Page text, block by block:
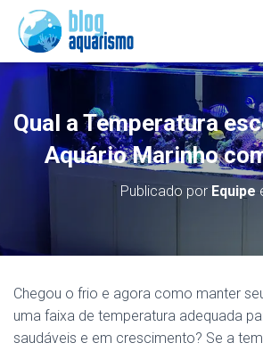
Qual a Temperatura
Aquário Marinho
Publicado por Equipe
Chegou o frio e agora como manter
uma faixa de temperatura adequada
saudáveis ​​e em crescimento? Se a